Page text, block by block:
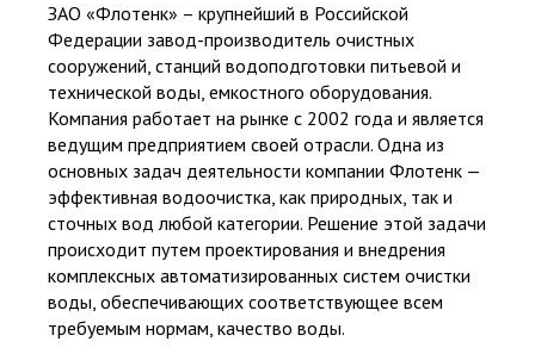
НАШ ПРИНЦИП
Честность и качество
15
15 лет специализация по канализации, 23 года опыта в
строительстве
ЗАО «Флотенк» – крупнейший в Российской
Федерации завод-производитель очистных
сооружений, станций водоподготовки питьевой и
технической воды, емкостного оборудования.
Компания работает на рынке с 2002 года и является
ведущим предприятием своей отрасли. Одна из
основных задач деятельности компании Флотенк —
эффективная водоочистка, как природных, так и
сточных вод любой категории. Решение этой задачи
происходит путем проектирования и внедрения
комплексных автоматизированных систем очистки
воды, обеспечивающих соответствующее всем
требуемым нормам, качество воды.